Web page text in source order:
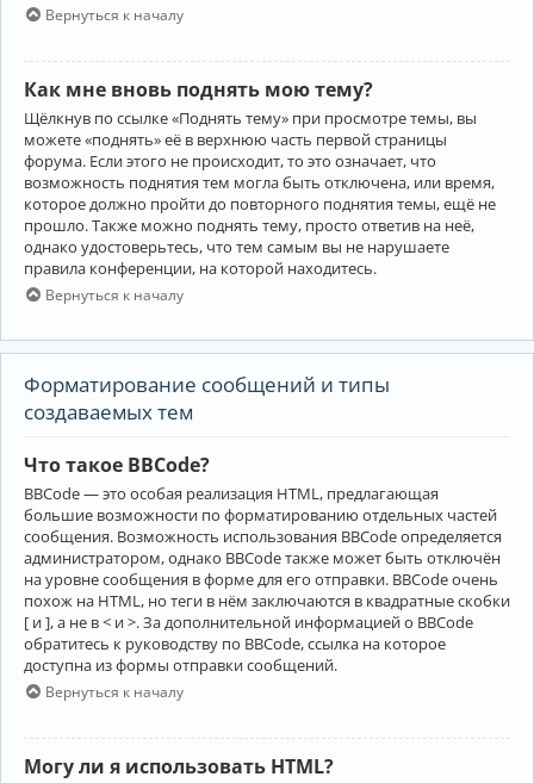
Вернуться к началу
Как мне вновь поднять мою тему?
Щёлкнув по ссылке «Поднять тему» при просмотре темы, вы
можете «поднять» её в верхнюю часть первой страницы
форума. Если этого не происходит, то это означает, что
возможность поднятия тем могла быть отключена, или время,
которое должно пройти до повторного поднятия темы, ещё не
прошло. Также можно поднять тему, просто ответив на неё,
однако удостоверьтесь, что тем самым вы не нарушаете
правила конференции, на которой находитесь.
Вернуться к началу
Форматирование сообщений и типы
создаваемых тем
Что такое BBCode?
BBCode — это особая реализация HTML, предлагающая
большие возможности по форматированию отдельных частей
сообщения. Возможность использования BBCode определяется
администратором, однако BBCode также может быть отключён
на уровне сообщения в форме для его отправки. BBCode очень
похож на HTML, но теги в нём заключаются в квадратные скобки
[ и ], а не в < и >. За дополнительной информацией о BBCode
обратитесь к руководству по BBCode, ссылка на которое
доступна из формы отправки сообщений.
Вернуться к началу
Могу ли я использовать HTML?